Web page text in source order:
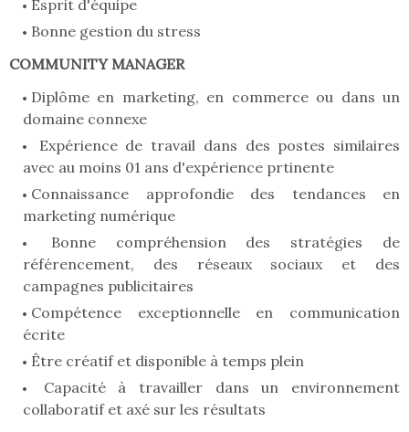
Esprit d'équipe
Bonne gestion du stress
COMMUNITY MANAGER
Diplôme en marketing, en commerce ou dans un
domaine connexe
Expérience de travail dans des postes similaires
avec au moins 01 ans d'expérience prtinente
Connaissance approfondie des tendances en
marketing numérique
Bonne compréhension des stratégies de
référencement, des réseaux sociaux et des
campagnes publicitaires
Compétence exceptionnelle en communication
écrite
Être créatif et disponible à temps plein
Capacité à travailler dans un environnement
collaboratif et axé sur les résultats